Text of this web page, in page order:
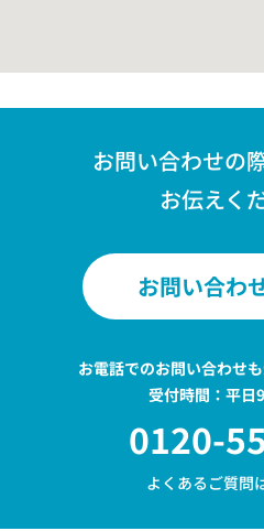
お問い合わせの
お伝えく
お問い合わ
お電話でのお問い合わせ
受付時間：平
0120-
よくあるご質問